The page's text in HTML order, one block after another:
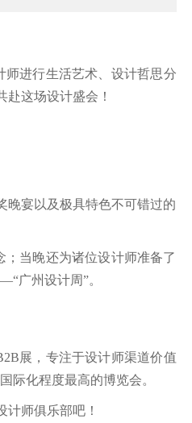
进行生活艺术、设计哲思分
这场设计盛会！
晚宴以及极具特色不可错过的
当晚还为诸位设计师准备了
广州设计周”。
展，专注于设计师渠道价值
际化程度最高的博览会。
师俱乐部吧！